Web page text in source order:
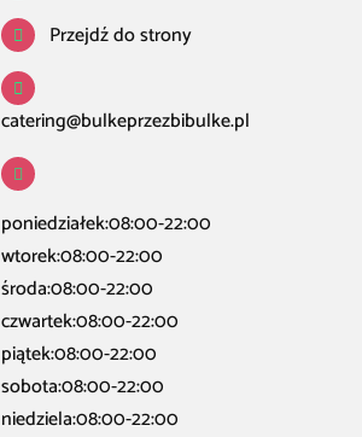
Przejdź do strony
catering@bulkeprzezbibulke.pl
poniedziałek:08:00-22:00
wtorek:08:00-22:00
środa:08:00-22:00
czwartek:08:00-22:00
piątek:08:00-22:00
sobota:08:00-22:00
niedziela:08:00-22:00